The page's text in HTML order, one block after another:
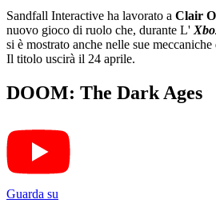
Sandfall Interactive ha lavorato a Clair
nuovo gioco di ruolo che, durante L'
si è mostrato anche nelle sue
Il titolo uscirà il 24 aprile.
DOOM: The Dark Ages
Guarda su